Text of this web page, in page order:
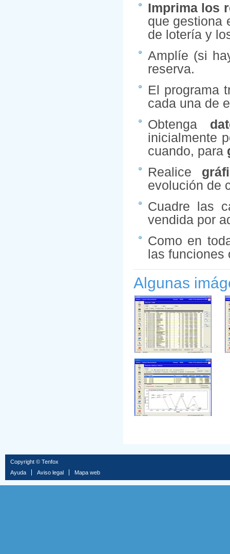
Imprima los
que gestiona
de lotería y
Amplíe (si
reserva.
El programa
cada una de
Obtenga
inicialmente
cuando, para
Realice
evolución de
Cuadre las
vendida por
Como en
las funciones
Algunas
Copyright © Tenfox
Ayuda
Aviso legal Mapa web